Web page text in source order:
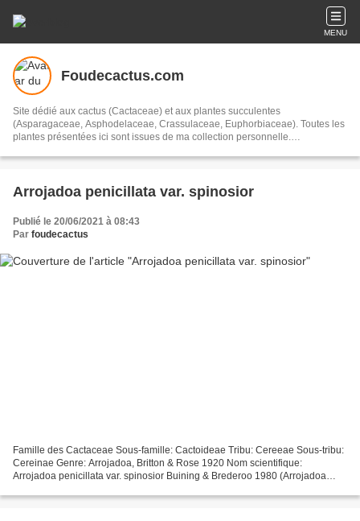
MENU
Foudecactus.com
Site dédié aux cactus (Cactaceae) et aux plantes succulentes
(Asparagaceae, Asphodelaceae, Crassulaceae, Euphorbiaceae). Toutes les
plantes présentées ici sont issues de ma collection personnelle.
Echinopsis, Ferocactus, Aloe, Copiapoa, Eriocyse, Notocactus, Kalanchloe,
Arrojadoa penicillata var. spinosior
Publié le 20/06/2021 à 08:43
Par foudecactus
Famille des Cactaceae Sous-famille: Cactoideae Tribu: Cereeae Sous-tribu:
Cereinae Genre: Arrojadoa, Britton & Rose 1920 Nom scientifique:
Arrojadoa penicillata var. spinosior Buining & Brederoo 1980 (Arrojadoa